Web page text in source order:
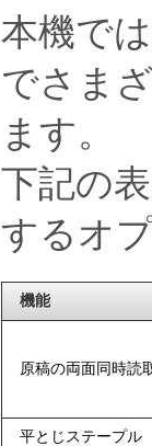
本機で
でさま
ます。
下記の
するオ
機能
原稿の両面同時読
平とじステープル